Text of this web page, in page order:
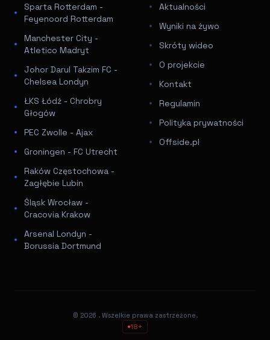
Sparta Rotterdam -
Feyenoord Rotterdam
Manchester City -
Atletico Madryt
Johor Darul Takzim FC -
Chelsea Londyn
ŁKS Łódź - Chrobry
Głogów
PEC Zwolle - Ajax
Groningen - FC Utrecht
Raków Częstochowa -
Zagłębie Lubin
Śląsk Wrocław -
Cracovia Krakow
Arsenal Londyn -
Borussia Dortmund
Aktualności
Wyniki na żywo
Skróty wideo
O projekcie
Kontakt
Regulamin
Polityka prywatności
Offside.pl
© 2026 . Wszelkie prawa zastrzeżone.
18+